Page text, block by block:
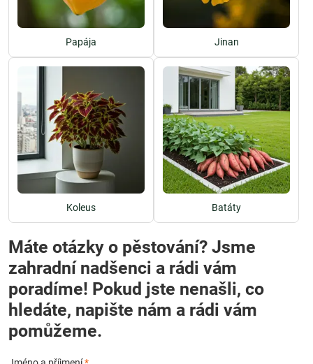
Papája Jinan
Koleus Batáty
Máte otázky o pěstování? Jsme
zahradní nadšenci a rádi vám
poradíme! Pokud jste nenašli, co
hledáte, napište nám a rádi vám
pomůžeme.